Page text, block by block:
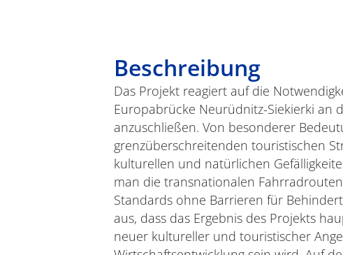
Beschreibung
Das Projekt reagiert auf die
Europabrücke Neurüdnitz-Siekierki an
anzuschließen. Von besonderer
grenzüberschreitenden touristischen
kulturellen und natürlichen
man die transnationalen
Standards ohne Barrieren für
aus, dass das Ergebnis des Projekts
neuer kultureller und touristischer